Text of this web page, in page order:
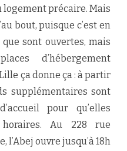
précaire. Mais
bout, puisque c’est en
sont ouvertes, mais
d’hébergement
ça donne ça : à partir
supplémentaires sont
pour qu’elles
Au 228 rue
ouvre jusqu’à 18h